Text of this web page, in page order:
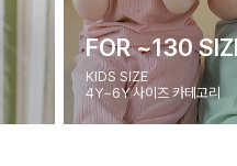
FOR ~130
KIDS SIZE
4Y~6Y 사이즈 카테고리